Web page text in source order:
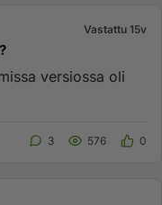
Vastattu 15v
versiossa oli
3 576 0